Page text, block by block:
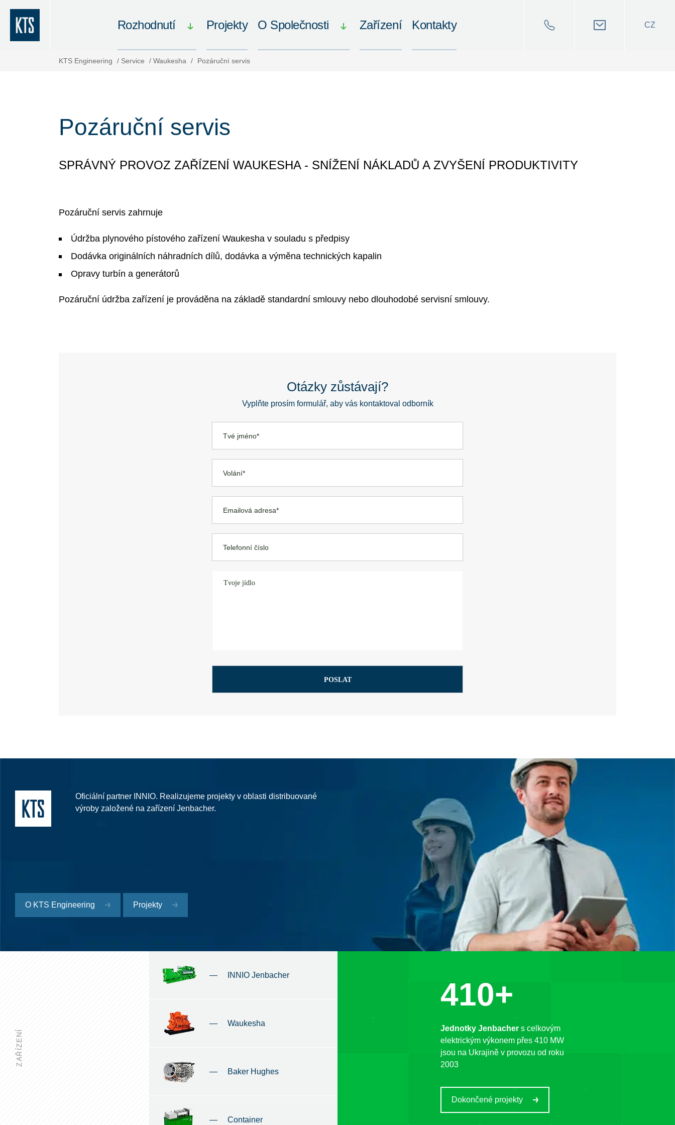
Rozhodnutí Projekty O Společnosti Zařízení Kontakty CZ
KTS Engineering / Service / Waukesha / Pozáruční servis
Pozáruční servis
SPRÁVNÝ PROVOZ ZAŘÍZENÍ WAUKESHA - SNÍŽENÍ NÁKLADŮ A ZVYŠENÍ PRODUKTIVITY
Pozáruční servis zahrnuje
Údržba plynového pístového zařízení Waukesha v souladu s předpisy
Dodávka originálních náhradních dílů, dodávka a výměna technických kapalin
Opravy turbín a generátorů
Pozáruční údržba zařízení je prováděna na základě standardní smlouvy nebo dlouhodobé servisní smlouvy.
Otázky zůstávají?
Vyplňte prosím formulář, aby vás kontaktoval odborník
Oficiální partner INNIO. Realizujeme projekty v oblasti distribuované
výroby založené na zařízení Jenbacher.
O KTS Engineering Projekty
ZAŘÍZENÍ
— INNIO Jenbacher
— Waukesha
— Baker Hughes
— Container
410+
Jednotky Jenbacher s celkovým
elektrickým výkonem přes 410 MW
jsou na Ukrajině v provozu od roku
2003
Dokončené projekty